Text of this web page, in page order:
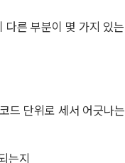
다른 부분이 몇 가지 있는
드 단위로 세서 어긋나는
는지